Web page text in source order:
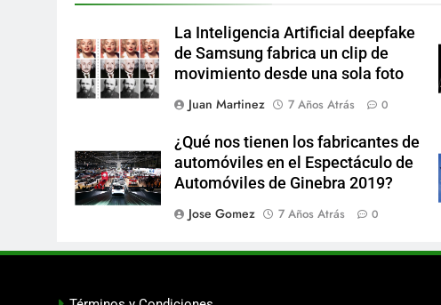
La Inteligencia Artificial deepfake
de Samsung fabrica un clip de
movimiento desde una sola foto
Juan Martinez
7 Años Atrás 0
¿Qué nos tienen los fabricantes de
automóviles en el Espectáculo de
Automóviles de Ginebra 2019?
Jose Gomez
7 Años Atrás 0